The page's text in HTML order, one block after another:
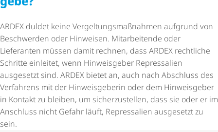
ARDEX duldet keine Vergel­tungs­maß­nahmen aufgrund von
Beschwerden oder Hinweisen. Mitarbeitende oder
Lieferanten müssen damit rechnen, dass ARDEX rechtliche
Schritte einleitet, wenn Hinweisgeber Repressalien
ausgesetzt sind. ARDEX bietet an, auch nach Abschluss des
Verfahrens mit der Hinweisgeberin oder dem Hinweisgeber
in Kontakt zu bleiben, um sicher­zu­stellen, dass sie oder er im
Anschluss nicht Gefahr läuft, Repressalien ausgesetzt zu
sein.